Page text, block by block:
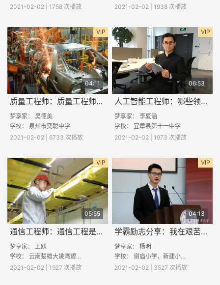
2021-02-02 | 1758 次播放
2021-02-02 | 1938 次播放
VIP
04:11
质量工程师：质量工程师的酷与苦
梦享家： 吴德美
学校： 泉州市奕聪中学
2021-02-02 | 6733 次播放
VIP
06:53
人工智能工程师：哪些领域需要人工智能工程师？
梦享家： 李夏涵
学校： 宜章县第十一中学
2021-02-02 | 1973 次播放
VIP
05:55
通信工程师：通信工程是做什么的
梦享家： 王跃
学校： 云南楚雄大姚湾碧中学
2021-02-02 | 1927 次播放
VIP
04:13
学霸励志分享：我在艰苦岁月中依然茁壮成长
梦享家： 杨明
学校： 谢庙小学，新建小学，红星小学，鹿山小学
2021-02-02 | 3527 次播放